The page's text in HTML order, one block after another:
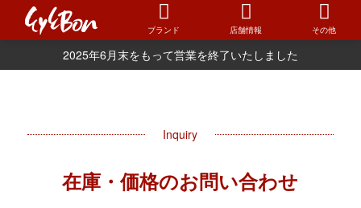
ブランド 店舗情報 その他
2025年6月末をもって営業を終了いたしました
Inquiry
在庫・価格のお問い合わせ